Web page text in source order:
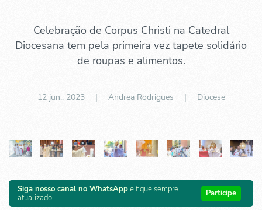
Celebração de Corpus Christi na Catedral
Diocesana tem pela primeira vez tapete solidário
de roupas e alimentos.
12 jun., 2023| Andrea Rodrigues | Diocese
Siga nosso canal no WhatsAppe fique sempre
atualizado
Participe